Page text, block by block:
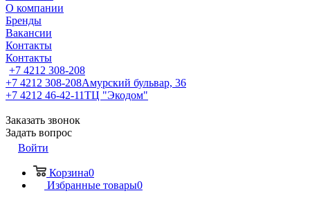
О компании
Бренды
Вакансии
Контакты
Контакты
+7 4212 308-208
+7 4212 308-208Амурский бульвар, 36
+7 4212 46-42-11ТЦ "Экодом"
Заказать звонок
Задать вопрос
Войти
Корзина0
Избранные товары0